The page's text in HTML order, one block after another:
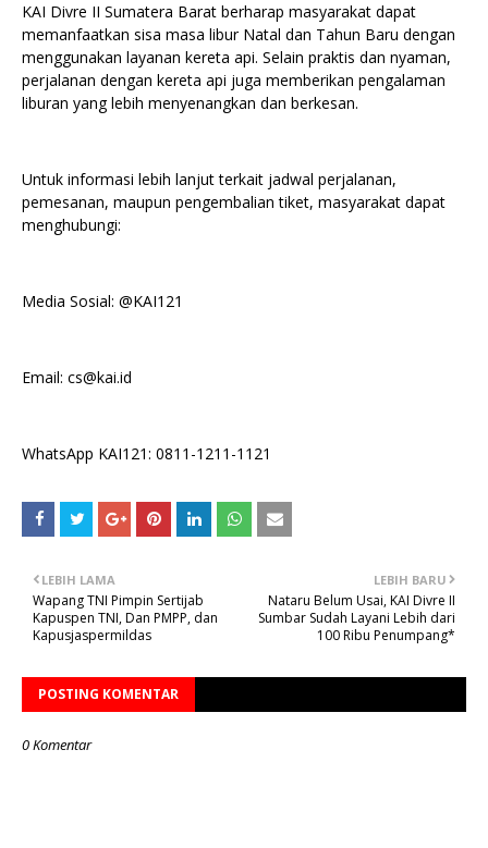
KAI Divre II Sumatera Barat berharap masyarakat dapat
memanfaatkan sisa masa libur Natal dan Tahun Baru dengan
menggunakan layanan kereta api. Selain praktis dan nyaman,
perjalanan dengan kereta api juga memberikan pengalaman
liburan yang lebih menyenangkan dan berkesan.
Untuk informasi lebih lanjut terkait jadwal perjalanan,
pemesanan, maupun pengembalian tiket, masyarakat dapat
menghubungi:
Media Sosial: @KAI121
Email: cs@kai.id
WhatsApp KAI121: 0811-1211-1121
LEBIH BARU
Nataru Belum Usai, KAI Divre II
Sumbar Sudah Layani Lebih dari
100 Ribu Penumpang*
LEBIH LAMA
Wapang TNI Pimpin Sertijab
Kapuspen TNI, Dan PMPP, dan
Kapusjaspermildas
POSTING KOMENTAR
0 Komentar